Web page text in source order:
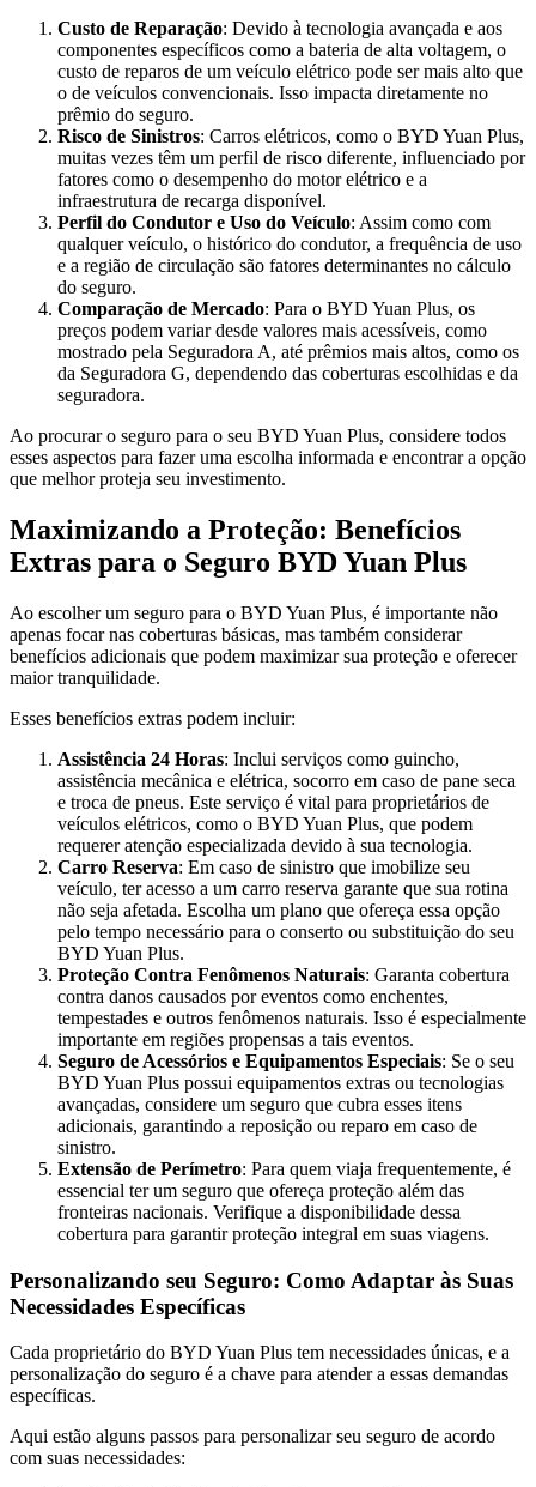
Custo de Reparação: Devido à tecnologia avançada e aos
componentes específicos como a bateria de alta voltagem, o
custo de reparos de um veículo elétrico pode ser mais alto que
o de veículos convencionais. Isso impacta diretamente no
prêmio do seguro.
Risco de Sinistros: Carros elétricos, como o BYD Yuan Plus,
muitas vezes têm um perfil de risco diferente, influenciado por
fatores como o desempenho do motor elétrico e a
infraestrutura de recarga disponível.
Perfil do Condutor e Uso do Veículo: Assim como com
qualquer veículo, o histórico do condutor, a frequência de uso
e a região de circulação são fatores determinantes no cálculo
do seguro.
Comparação de Mercado: Para o BYD Yuan Plus, os
preços podem variar desde valores mais acessíveis, como
mostrado pela Seguradora A, até prêmios mais altos, como os
da Seguradora G, dependendo das coberturas escolhidas e da
seguradora.
Ao procurar o seguro para o seu BYD Yuan Plus, considere todos
esses aspectos para fazer uma escolha informada e encontrar a opção
que melhor proteja seu investimento.
Maximizando a Proteção: Benefícios
Extras para o Seguro BYD Yuan Plus
Ao escolher um seguro para o BYD Yuan Plus, é importante não
apenas focar nas coberturas básicas, mas também considerar
benefícios adicionais que podem maximizar sua proteção e oferecer
maior tranquilidade.
Esses benefícios extras podem incluir:
Assistência 24 Horas: Inclui serviços como guincho,
assistência mecânica e elétrica, socorro em caso de pane seca
e troca de pneus. Este serviço é vital para proprietários de
veículos elétricos, como o BYD Yuan Plus, que podem
requerer atenção especializada devido à sua tecnologia.
Carro Reserva: Em caso de sinistro que imobilize seu
veículo, ter acesso a um carro reserva garante que sua rotina
não seja afetada. Escolha um plano que ofereça essa opção
pelo tempo necessário para o conserto ou substituição do seu
BYD Yuan Plus.
Proteção Contra Fenômenos Naturais: Garanta cobertura
contra danos causados por eventos como enchentes,
tempestades e outros fenômenos naturais. Isso é especialmente
importante em regiões propensas a tais eventos.
Seguro de Acessórios e Equipamentos Especiais: Se o seu
BYD Yuan Plus possui equipamentos extras ou tecnologias
avançadas, considere um seguro que cubra esses itens
adicionais, garantindo a reposição ou reparo em caso de
sinistro.
Extensão de Perímetro: Para quem viaja frequentemente, é
essencial ter um seguro que ofereça proteção além das
fronteiras nacionais. Verifique a disponibilidade dessa
cobertura para garantir proteção integral em suas viagens.
Personalizando seu Seguro: Como Adaptar às Suas
Necessidades Específicas
Cada proprietário do BYD Yuan Plus tem necessidades únicas, e a
personalização do seguro é a chave para atender a essas demandas
específicas.
Aqui estão alguns passos para personalizar seu seguro de acordo
com suas necessidades: